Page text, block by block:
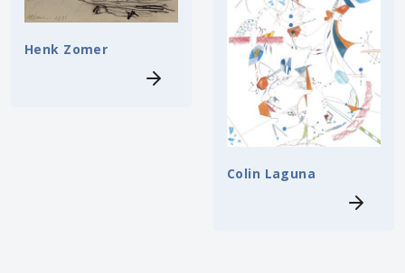
Henk Zomer
Colin Laguna